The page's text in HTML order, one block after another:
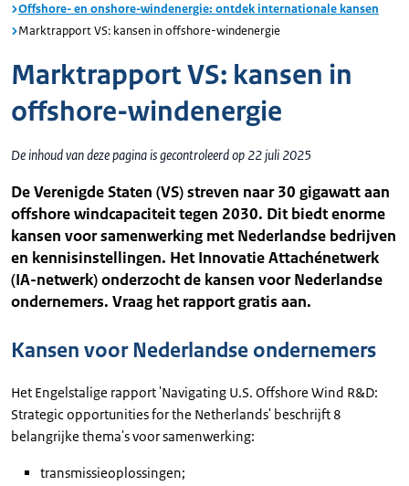
Offshore- en onshore-windenergie: ontdek internationale kansen
Marktrapport VS: kansen in offshore-windenergie
Marktrapport VS: kansen in
offshore-windenergie
De inhoud van deze pagina is gecontroleerd op 22 juli 2025
De Verenigde Staten (VS) streven naar 30 gigawatt aan
offshore windcapaciteit tegen 2030. Dit biedt enorme
kansen voor samenwerking met Nederlandse bedrijven
en kennisinstellingen. Het Innovatie Attachénetwerk
(IA-netwerk) onderzocht de kansen voor Nederlandse
ondernemers. Vraag het rapport gratis aan.
Kansen voor Nederlandse ondernemers
Het Engelstalige rapport 'Navigating U.S. Offshore Wind R&D:
Strategic opportunities for the Netherlands' beschrijft 8
belangrijke thema's voor samenwerking:
transmissieoplossingen;